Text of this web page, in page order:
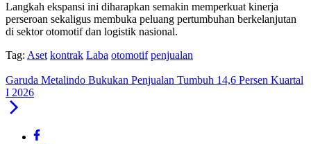
Langkah ekspansi ini diharapkan semakin memperkuat kinerja
perseroan sekaligus membuka peluang pertumbuhan berkelanjutan
di sektor otomotif dan logistik nasional.
Tag: Aset kontrak Laba otomotif penjualan
Garuda Metalindo Bukukan Penjualan Tumbuh 14,6 Persen Kuartal
I 2026